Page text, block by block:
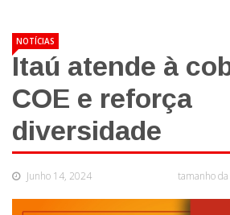
NOTÍCIAS
Itaú atende à
COE e reforça
diversidade
Junho 14, 2024 tamanho